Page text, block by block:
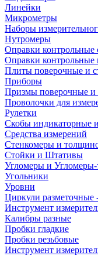
Линейки
Микрометры
Наборы
Нутромеры
Оправки контрольные
Оправки контрольные
Плиты поверочные и
Приборы
Призмы поверочные и
Проволочки для
Рулетки
Скобы индикаторные
Средства измерений
Стенкомеры и
Стойки и Штативы
Угломеры и Угломеры-
Угольники
Уровни
Циркули разметочные
Инструмент
Калибры разные
Пробки гладкие
Пробки резьбовые
Инструмент